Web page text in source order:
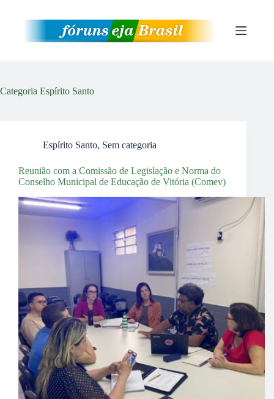
Categoria Espírito Santo
Espírito Santo, Sem categoria
Reunião com a Comissão de Legislação e Norma do
Conselho Municipal de Educação de Vitória (Comev)